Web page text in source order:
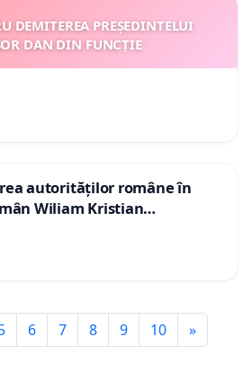
DEMITEREA PREȘEDINTELUI
DAN DIN FUNCȚIE
autorităților române în
Wiliam Kristian
plasament în Danemarca de
6 7 8 9 10 »